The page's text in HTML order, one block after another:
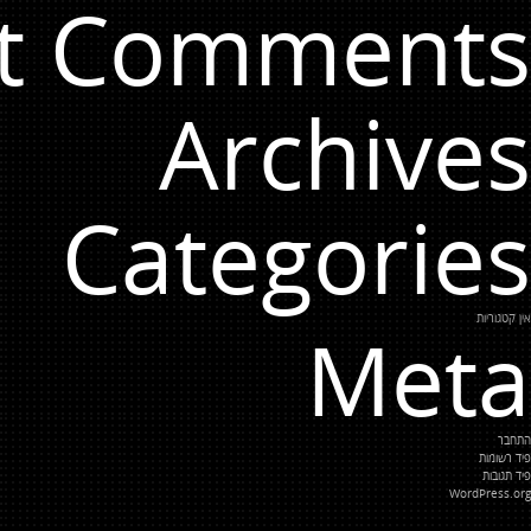
Comments
Archives
Categories
אין קטגוריות
Meta
התחבר
פיד רשומות
פיד תגובות
WordPress.org